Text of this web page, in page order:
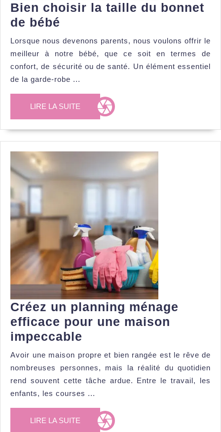
Bien choisir la taille du bonnet
de bébé
choisir
la
taille
du
bonnet
de
Lorsque nous devenons parents, nous voulons offrir le
meilleur à notre bébé, que ce soit en termes de
confort, de sécurité ou de santé. Un élément essentiel
de la garde-robe ...
LIRE LA SUITE
SUITE
Créez un planning ménage
efficace pour une maison
impeccable
un
planning
ménage
efficace
pour
une
Avoir une maison propre et bien rangée est le rêve de
nombreuses personnes, mais la réalité du quotidien
rend souvent cette tâche ardue. Entre le travail, les
enfants, les courses ...
LIRE LA SUITE